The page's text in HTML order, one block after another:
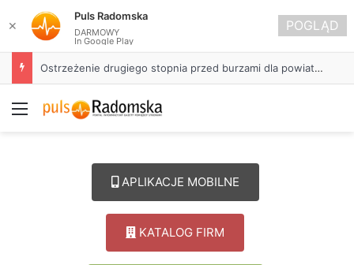
Ostrzeżenie drugiego stopnia przed burzami dla powiatu radomszczańskiego
Menu
APLIKACJE MOBILNE
KATALOG FIRM
✕
Puls Radomska
DARMOWY
In Google Play
POGLĄD